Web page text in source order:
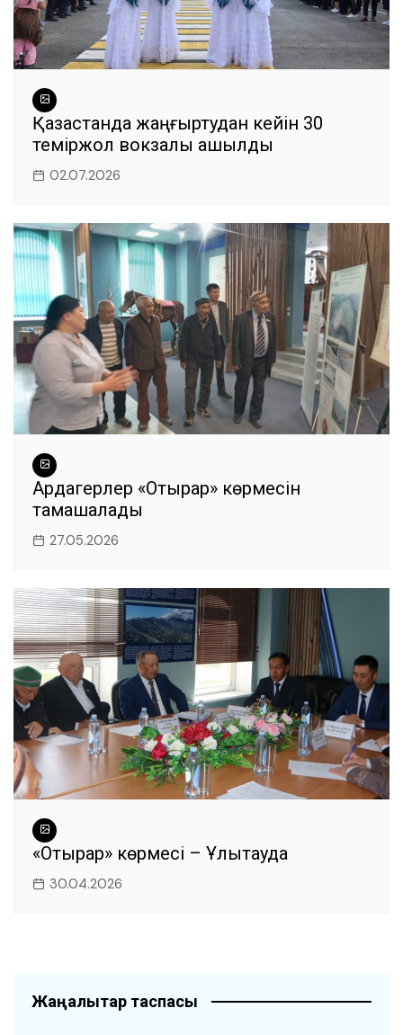
Қазақстанда жаңғыртудан кейін 30
теміржол вокзалы ашылды
02.07.2026
Ардагерлер «Отырар» көрмесін
тамашалады
27.05.2026
«Отырар» көрмесі – Ұлытауда
30.04.2026
Жаңалықтар таспасы